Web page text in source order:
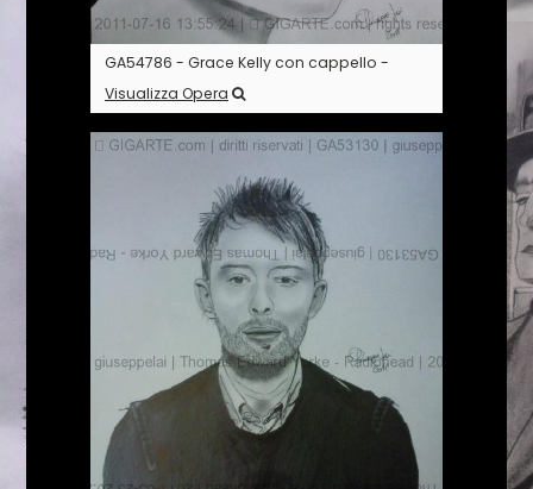
GA54786 - Grace Kelly con cappello -
Visualizza Opera